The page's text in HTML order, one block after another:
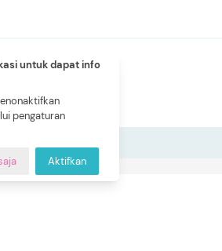
untuk dapat info
pengaturan
Aktifkan
BUNDA